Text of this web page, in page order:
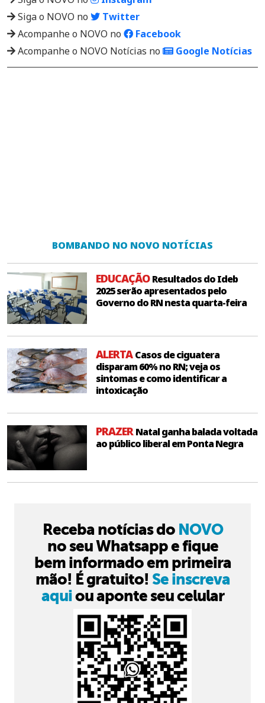
Siga o NOVO no
Twitter
Acompanhe o NOVO no
Facebook
Acompanhe o NOVO Notícias no
Google Notícias
BOMBANDO NO NOVO NOTÍCIAS
EDUCAÇÃOResultados do Ideb
2025 serão apresentados pelo
Governo do RN nesta quarta-feira
ALERTACasos de ciguatera
disparam 60% no RN; veja os
sintomas e como identificar a
intoxicação
PRAZERNatal ganha balada voltada
ao público liberal em Ponta Negra
Receba notícias do NOVO
no seu Whatsapp e fique
bem informado em primeira
mão! É gratuito! Se inscreva
aquiou aponte seu celular